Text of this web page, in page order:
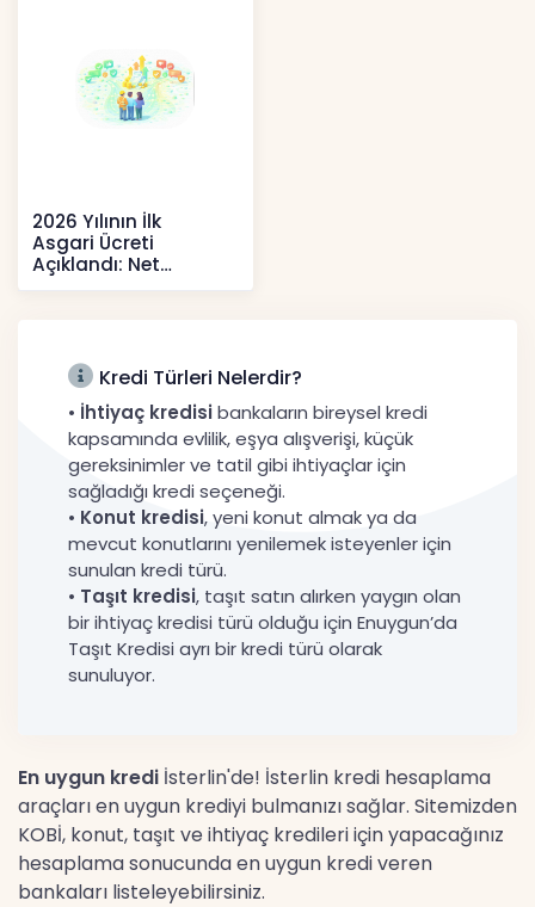
2026 Yılının İlk
Asgari Ücreti
Açıklandı: Net
52.738 TL, Ek Destek
Kredi Türleri Nelerdir?
• İhtiyaç kredisibankaların bireysel kredi
kapsamında evlilik, eşya alışverişi, küçük
gereksinimler ve tatil gibi ihtiyaçlar için
sağladığı kredi seçeneği.
• Konut kredisi, yeni konut almak ya da
mevcut konutlarını yenilemek isteyenler için
sunulan kredi türü.
• Taşıt kredisi, taşıt satın alırken yaygın olan
bir ihtiyaç kredisi türü olduğu için Enuygun’da
Taşıt Kredisi ayrı bir kredi türü olarak
sunuluyor.
En uygun kredi İsterlin'de! İsterlin kredi hesaplama
araçları en uygun krediyi bulmanızı sağlar. Sitemizden
KOBİ, konut, taşıt ve ihtiyaç kredileri için yapacağınız
hesaplama sonucunda en uygun kredi veren
bankaları listeleyebilirsiniz.